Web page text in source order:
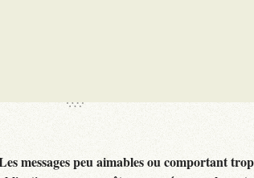
messages peu aimables ou comportant